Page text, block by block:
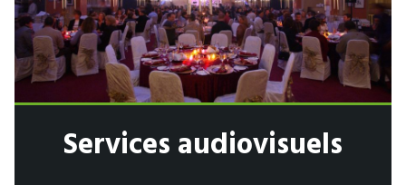
Services audiovisuels